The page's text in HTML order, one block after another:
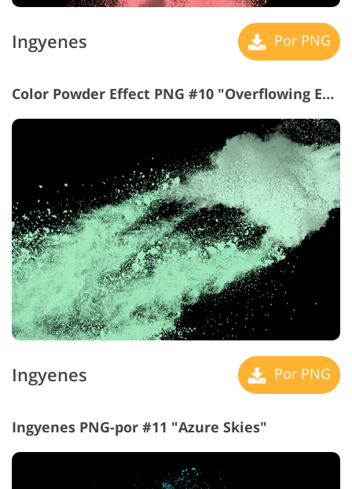
Ingyenes Por PNG
Color Powder Effect PNG #10 "Overflowing Energy"
Ingyenes Por PNG
Ingyenes PNG-por #11 "Azure Skies"